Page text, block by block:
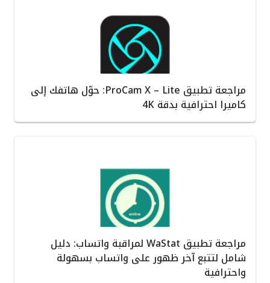
مراجعة تطبيق ProCam X – Lite: حوّل هاتفك إلى
كاميرا احترافية بدقة 4K
مراجعة تطبيق WaStat لمراقبة واتساب: دليل
شامل لتتبع آخر ظهور على واتساب بسهولة
واحترافية